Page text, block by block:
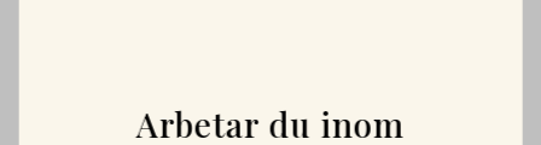
Vi söker två specialistveterinärer!
Arbetar du inom